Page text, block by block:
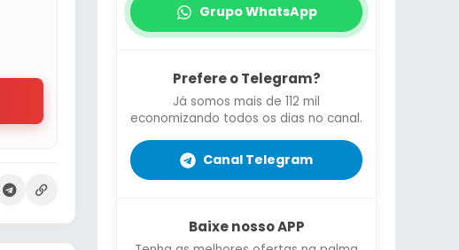
Grupo WhatsApp
Prefere o Telegram?
Já somos mais de 112 mil
economizando todos os dias no canal.
Canal Telegram
Baixe nosso APP